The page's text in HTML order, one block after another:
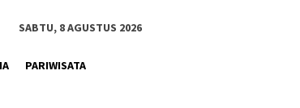
SABTU, 8 AGUSTUS 2026
PARIWISATA